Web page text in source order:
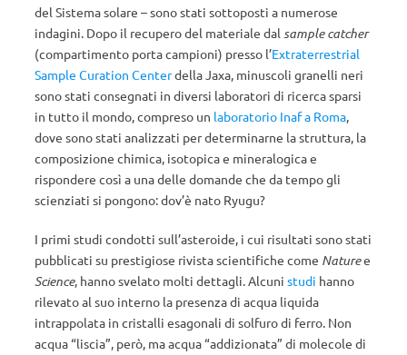
del Sistema solare – sono stati sottoposti a numerose
indagini. Dopo il recupero del materiale dal sample catcher
(compartimento porta campioni) presso l’Extraterrestrial
Sample Curation Centerdella Jaxa, minuscoli granelli neri
sono stati consegnati in diversi laboratori di ricerca sparsi
in tutto il mondo, compreso un laboratorio Inaf a Roma,
dove sono stati analizzati per determinarne la struttura, la
composizione chimica, isotopica e mineralogica e
rispondere così a una delle domande che da tempo gli
scienziati si pongono: dov’è nato Ryugu?
I primi studi condotti sull’asteroide, i cui risultati sono stati
pubblicati su prestigiose rivista scientifiche come Naturee
Science, hanno svelato molti dettagli. Alcuni studi hanno
rilevato al suo interno la presenza di acqua liquida
intrappolata in cristalli esagonali di solfuro di ferro. Non
acqua “liscia”, però, ma acqua “addizionata” di molecole di